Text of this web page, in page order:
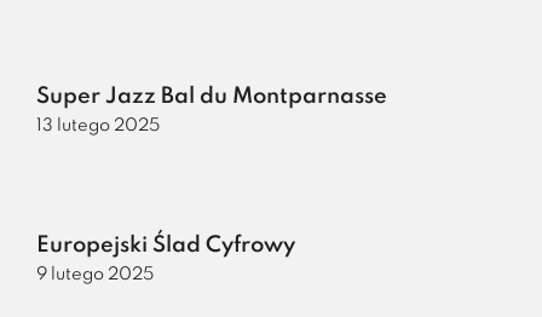
Super Jazz Bal du Montparnasse
13 lutego 2025
Europejski Ślad Cyfrowy
9 lutego 2025